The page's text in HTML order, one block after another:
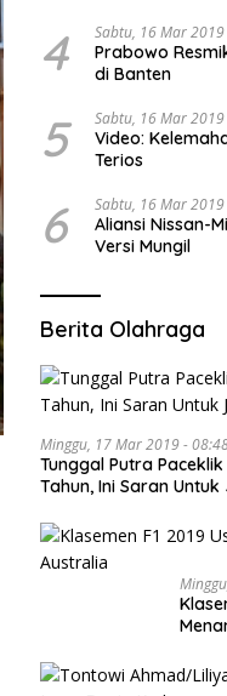
4 Sabtu, 16 Mar 2019
Prabowo
di Banten
5 Sabtu, 16 Mar 2019
Video:
Terios
6 Sabtu, 16 Mar 2019
Aliansi Nissan-
Versi Mungil
Berita Olahraga
Minggu, 17 Mar 2019 -
Tunggal Putra
Tahun, Ini Saran